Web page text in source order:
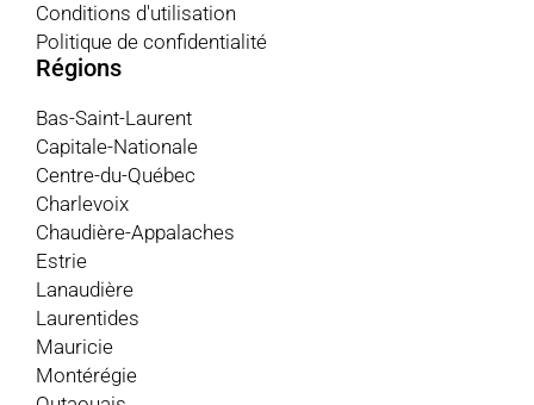
Conditions d'utilisation
Politique de confidentialité
Régions
Bas-Saint-Laurent
Capitale-Nationale
Centre-du-Québec
Charlevoix
Chaudière-Appalaches
Estrie
Lanaudière
Laurentides
Mauricie
Montérégie